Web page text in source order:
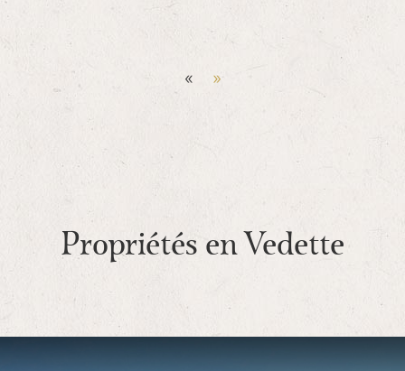
« »
Propriétés en Vedette